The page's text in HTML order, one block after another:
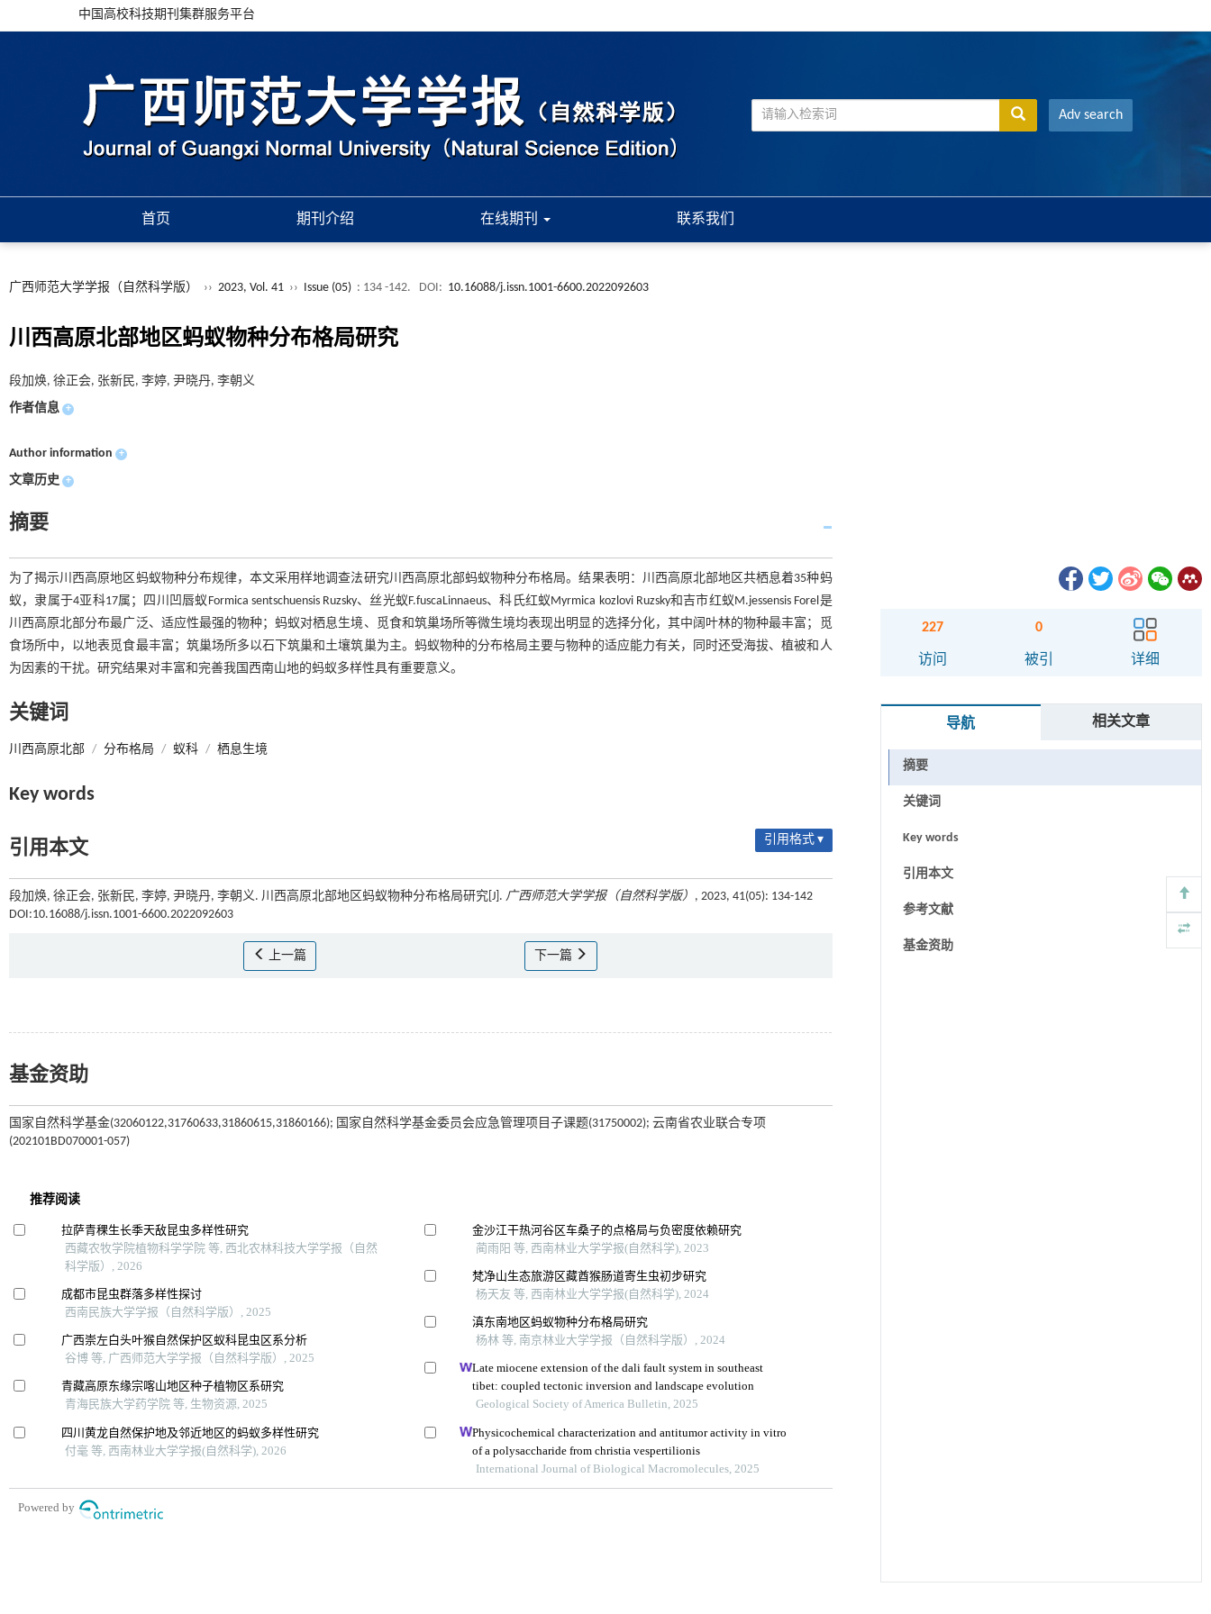
中国高校科技期刊集群服务平台
Adv search
首页 期刊介绍 在线期刊 联系我们
广西师范大学学报（自然科学版） ›› 2023, Vol. 41 ›› Issue (05) : 134 -142. DOI: 10.16088/j.issn.1001-6600.2022092603
川西高原北部地区蚂蚁物种分布格局研究
段加焕, 徐正会, 张新民, 李婷, 尹晓丹, 李朝义
作者信息 +
Author information +
文章历史 +
摘要
为了揭示川西高原地区蚂蚁物种分布规律，本文采用样地调查法研究川西高原北部蚂蚁物种分布格局。结果表明：川西高原北部地区共栖息着35种蚂
蚁，隶属于4亚科17属；四川凹唇蚁Formica sentschuensis Ruzsky、丝光蚁F.fuscaLinnaeus、科氏红蚁Myrmica kozlovi Ruzsky和吉市红蚁M.jessensis Forel是
川西高原北部分布最广泛、适应性最强的物种；蚂蚁对栖息生境、觅食和筑巢场所等微生境均表现出明显的选择分化，其中阔叶林的物种最丰富；觅
食场所中，以地表觅食最丰富；筑巢场所多以石下筑巢和土壤筑巢为主。蚂蚁物种的分布格局主要与物种的适应能力有关，同时还受海拔、植被和人
为因素的干扰。研究结果对丰富和完善我国西南山地的蚂蚁多样性具有重要意义。
关键词
川西高原北部 / 分布格局 / 蚁科 / 栖息生境
Key words
引用本文 引用格式 ▾
段加焕, 徐正会, 张新民, 李婷, 尹晓丹, 李朝义. 川西高原北部地区蚂蚁物种分布格局研究[J]. 广西师范大学学报（自然科学版） , 2023, 41(05): 134-142
DOI:10.16088/j.issn.1001-6600.2022092603
上一篇 下一篇
基金资助
国家自然科学基金(32060122,31760633,31860615,31860166); 国家自然科学基金委员会应急管理项目子课题(31750002); 云南省农业联合专项
(202101BD070001-057)
227
访问
0
被引 详细
导航 相关文章
摘要
关键词
Key words
引用本文
参考文献
基金资助